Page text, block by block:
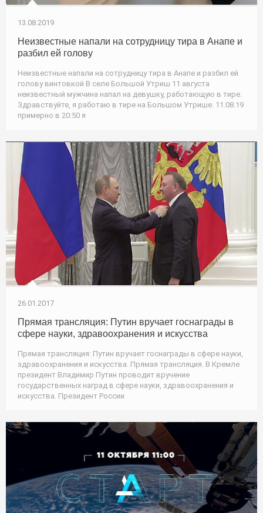
13.08.2019
Неизвестные напали на сотрудницу тира в Анапе и
разбил ей голову
Неизвестные напали на сотрудницу тира в Анапе и разбил ей
голову винтовкой В селе Большой Утриш 11 августа
неизвестный мужчина напал на девушку, работающую в тире.
Здравствуйте, я работаю в тире на Большом Утрише. 11.08.19
примерно в 20:50 я
26.01.2017
Прямая трансляция: Путин вручает госнаграды в
сфере науки, здравоохранения и искусства
Прямая трансляция: Путин вручает госнаграды в сфере науки,
здравоохранения и искусства. Прямая трансляция. В Кремле
президент Владимир Путин проводит вручение
государственных наград в сфере науки, здравоохранения и
искусства. Президент России